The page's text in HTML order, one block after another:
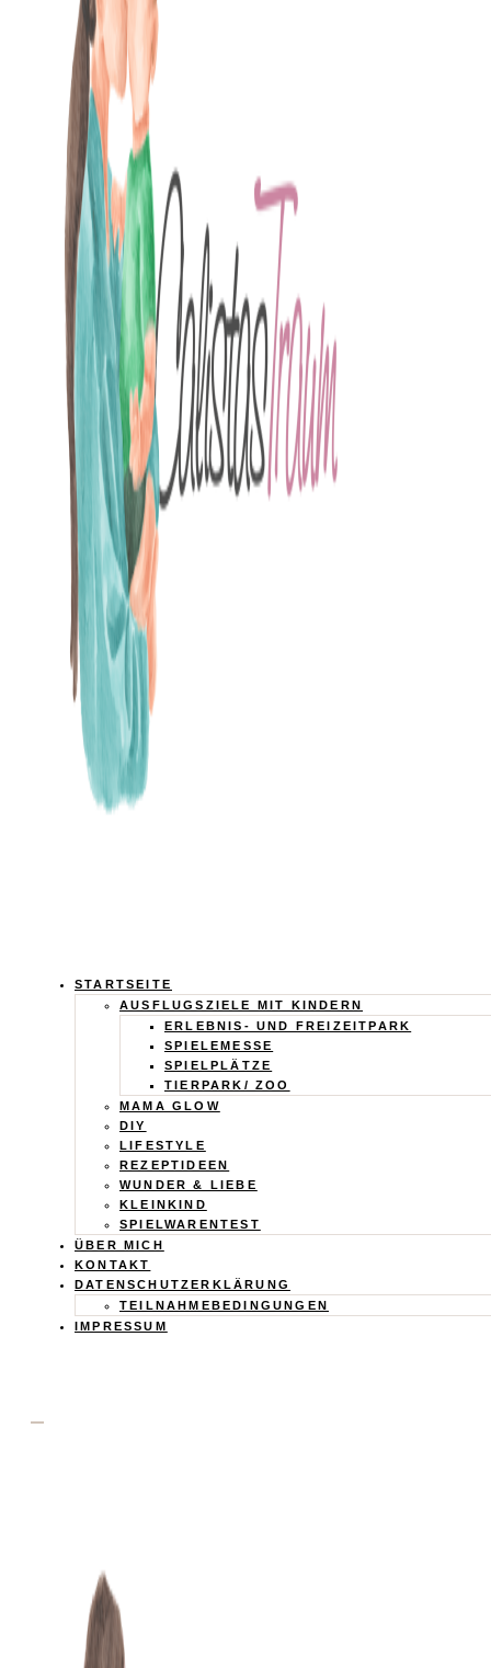
Calistas
Traum
STARTSEITE
AUSFLUGSZIELE MIT KINDERN
ERLEBNIS- UND FREIZEITPARK
SPIELEMESSE
SPIELPLÄTZE
TIERPARK/ ZOO
MAMA GLOW
DIY
LIFESTYLE
REZEPTIDEEN
WUNDER & LIEBE
KLEINKIND
SPIELWARENTEST
ÜBER MICH
KONTAKT
DATENSCHUTZERKLÄRUNG
TEILNAHMEBEDINGUNGEN
IMPRESSUM